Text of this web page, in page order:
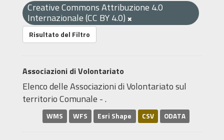
Creative Commons Attribuzione 4.0
Internazionale (CC BY 4.0)
Risultato del Filtro
Associazioni di Volontariato
Elenco delle Associazioni di Volontariato sul
territorio Comunale - .
WMS WFS Esri Shape CSV ODATA